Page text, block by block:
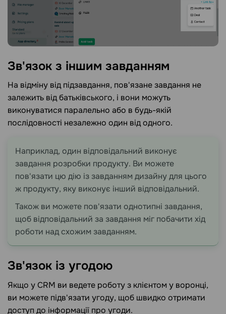
Зв'язок з іншим завданням
На відміну від підзавдання, пов'язане завдання не
залежить від батьківського, і вони можуть
виконуватися паралельно або в будь-якій
послідовності незалежно один від одного.
Наприклад, один відповідальний виконує
завдання розробки продукту. Ви можете
пов'язати цю дію із завданням дизайну для цього
ж продукту, яку виконує інший відповідальний.
Також ви можете пов'язати однотипні завдання,
щоб відповідальний за завдання міг побачити хід
роботи над схожим завданням.
Зв'язок із угодою
Якщо у CRM ви ведете роботу з клієнтом у воронці,
ви можете підв'язати угоду, щоб швидко отримати
доступ до інформації про угоди.